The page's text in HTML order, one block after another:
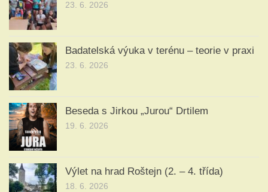
23. 6. 2026
Badatelská výuka v terénu – teorie v praxi
23. 6. 2026
Beseda s Jirkou „Jurou“ Drtilem
19. 6. 2026
Výlet na hrad Roštejn (2. – 4. třída)
18. 6. 2026